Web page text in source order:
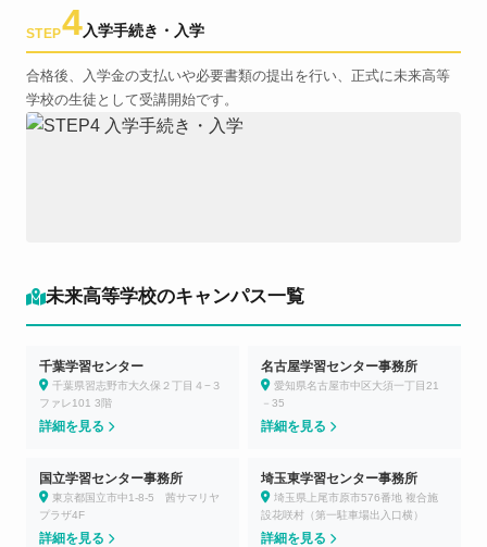
STEP4入学手続き・入学
合格後、入学金の支払いや必要書類の提出を行い、正式に未来高等
学校の生徒として受講開始です。
未来高等学校のキャンパス一覧
千葉学習センター
千葉県習志野市大久保２丁目４−３
ファレ101 3階
詳細を見る
名古屋学習センター事務所
愛知県名古屋市中区大須一丁目21
－35
詳細を見る
国立学習センター事務所
東京都国立市中1-8-5 茜サマリヤ
プラザ4F
詳細を見る
埼玉東学習センター事務所
埼玉県上尾市原市576番地 複合施
設花咲村（第一駐車場出入口横）
詳細を見る